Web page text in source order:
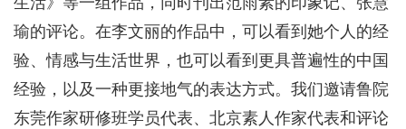
瑜的评论。在李文丽的作品中，可以看到她个人的经
验、情感与生活世界，也可以看到更具普遍性的中国
经验，以及一种更接地气的表达方式。我们邀请鲁院
东莞作家研修班学员代表、北京素人作家代表和评论